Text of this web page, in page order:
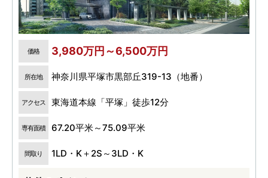
価格 3,980万円～6,500万円
所在地 神奈川県平塚市黒部丘319-13（地番）
アクセス 東海道本線「平塚」徒歩12分
専有面積 67.20平米～75.09平米
間取り 1LD・K＋2S～3LD・K